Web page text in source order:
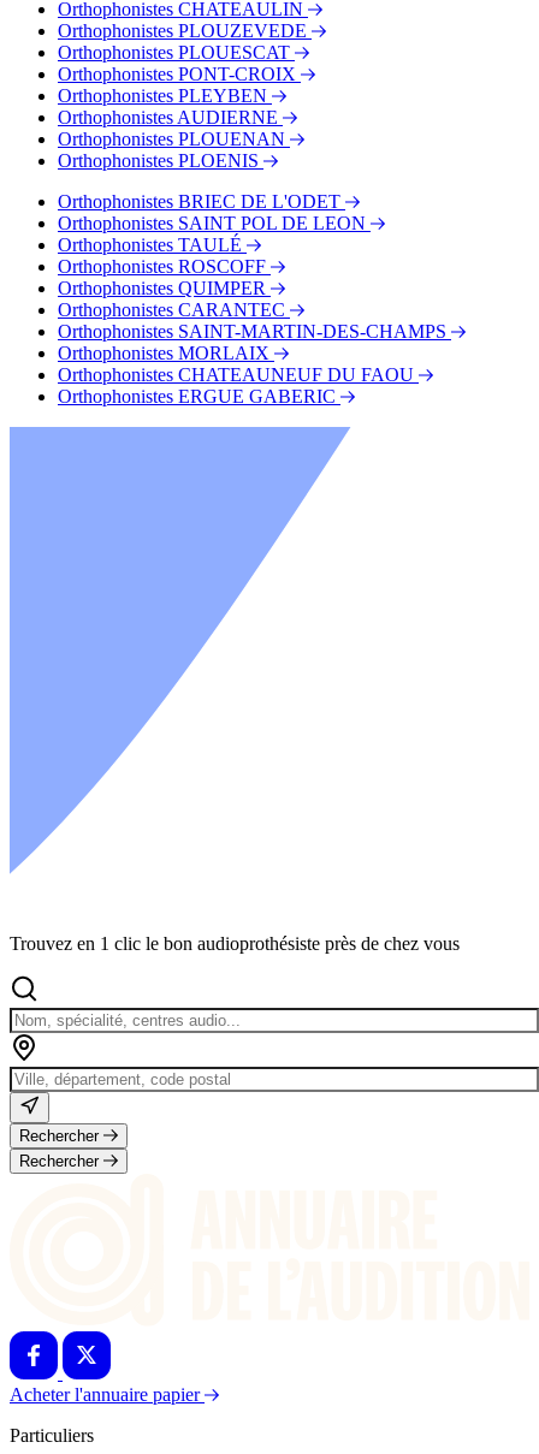
Orthophonistes CHATEAULIN
Orthophonistes PLOUZEVEDE
Orthophonistes PLOUESCAT
Orthophonistes PONT-CROIX
Orthophonistes PLEYBEN
Orthophonistes AUDIERNE
Orthophonistes PLOUENAN
Orthophonistes PLOENIS
Orthophonistes BRIEC DE L'ODET
Orthophonistes SAINT POL DE LEON
Orthophonistes TAULÉ
Orthophonistes ROSCOFF
Orthophonistes QUIMPER
Orthophonistes CARANTEC
Orthophonistes SAINT-MARTIN-DES-CHAMPS
Orthophonistes MORLAIX
Orthophonistes CHATEAUNEUF DU FAOU
Orthophonistes ERGUE GABERIC
Trouvez en 1 clic le bon audioprothésiste près de chez vous
Rechercher
Rechercher
Acheter l'annuaire papier
Particuliers